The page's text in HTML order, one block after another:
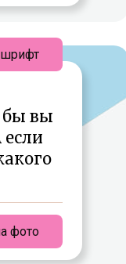
бы вы
фото